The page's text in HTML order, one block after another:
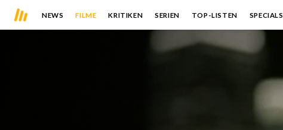
NEWS FILME KRITIKEN SERIEN TOP-LISTEN SPECIALS